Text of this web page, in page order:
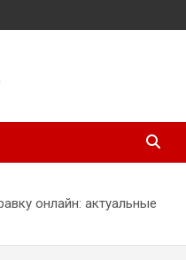
онлайн: актуальные